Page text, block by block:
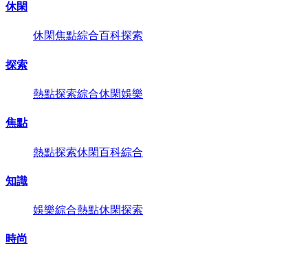
休閑
休閑焦點綜合百科探索
探索
熱點探索綜合休閑娛樂
焦點
熱點探索休閑百科綜合
知識
娛樂綜合熱點休閑探索
時尚